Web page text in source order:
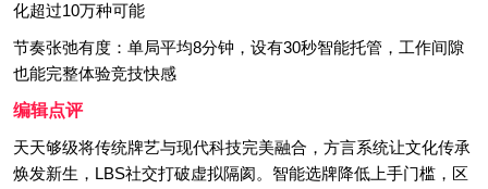
化超过10万种可能
节奏张弛有度：单局平均8分钟，设有30秒智能托管，工作间隙
也能完整体验竞技快感
编辑点评
天天够级将传统牌艺与现代科技完美融合，方言系统让文化传承
焕发新生，LBS社交打破虚拟隔阂。智能选牌降低上手门槛，区